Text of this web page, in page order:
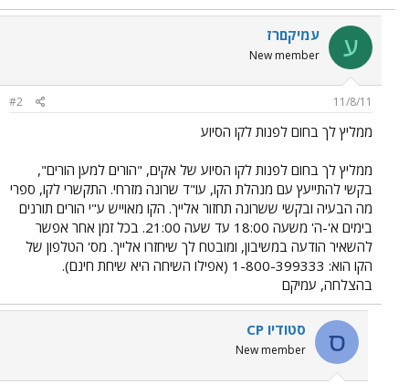
ע עמיקםרז
New member
11/8/11
#2
ממליץ לך בחום לפנות לקו הסיוע
ממליץ לך בחום לפנות לקו הסיוע של אקים, "הורים למען הורים",
בקשי להתייעץ עם מנהלת הקו, עו"ד שרונה מזרחי. התקשרי לקו, ספרי
מה הבעיה ובקשי ששרונה תחזור אלייך. הקו מאוייש ע"י הורים תורנים
בימים א'-ה' משעה 18:00 עד שעה 21:00. בכל זמן אחר אפשר
להשאיר הודעה במשיבון, ומובטח לך שיחזרו אלייך. מס' הטלפון של
הקו הוא: 1-800-399333 (אפילו השיחה היא שיחת חינם).
בהצלחה, עמיקם
ס סטודיו CP
New member